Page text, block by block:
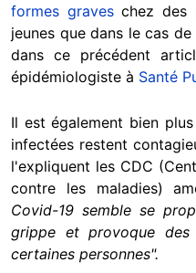
formes graveschez des
jeunes que dans le cas
dans ce précédent
épidémiologiste à Santé
Il est également bien
infectées restent
l'expliquent les CDC
contre les maladies)
Covid-19 semble se
grippe et provoque des
certaines personnes".